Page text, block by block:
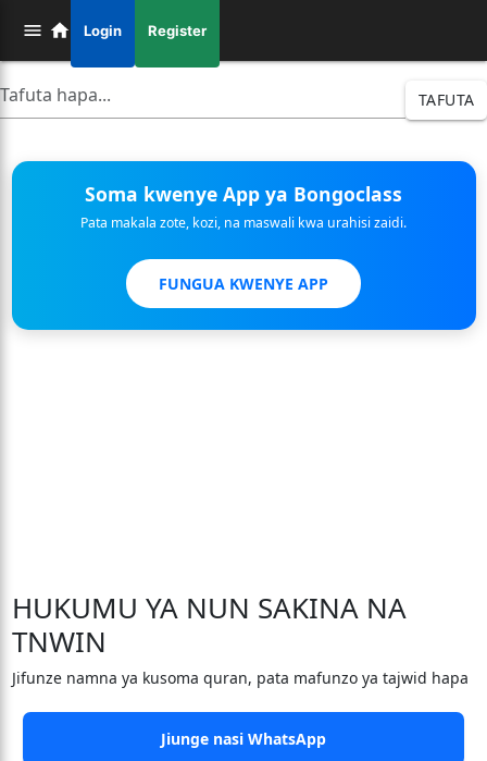
Login Register
TAFUTA
Soma kwenye App ya Bongoclass
Pata makala zote, kozi, na maswali kwa urahisi zaidi.
FUNGUA KWENYE APP
HUKUMU YA NUN SAKINA NA
TNWIN
Jifunze namna ya kusoma quran, pata mafunzo ya tajwid hapa
Jiunge nasi WhatsApp